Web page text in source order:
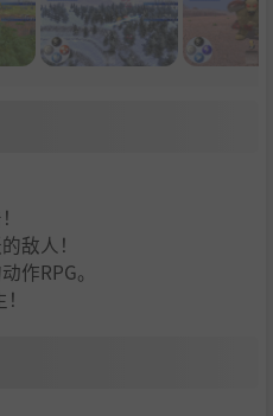
敌人！
作RPG。